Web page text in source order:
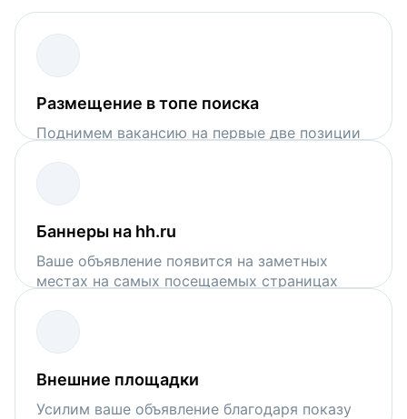
Размещение в топе поиска
Поднимем вакансию на первые две позиции
Баннеры на hh.ru
Ваше объявление появится на заметных
местах на самых посещаемых страницах
Внешние площадки
Усилим ваше объявление благодаря показу